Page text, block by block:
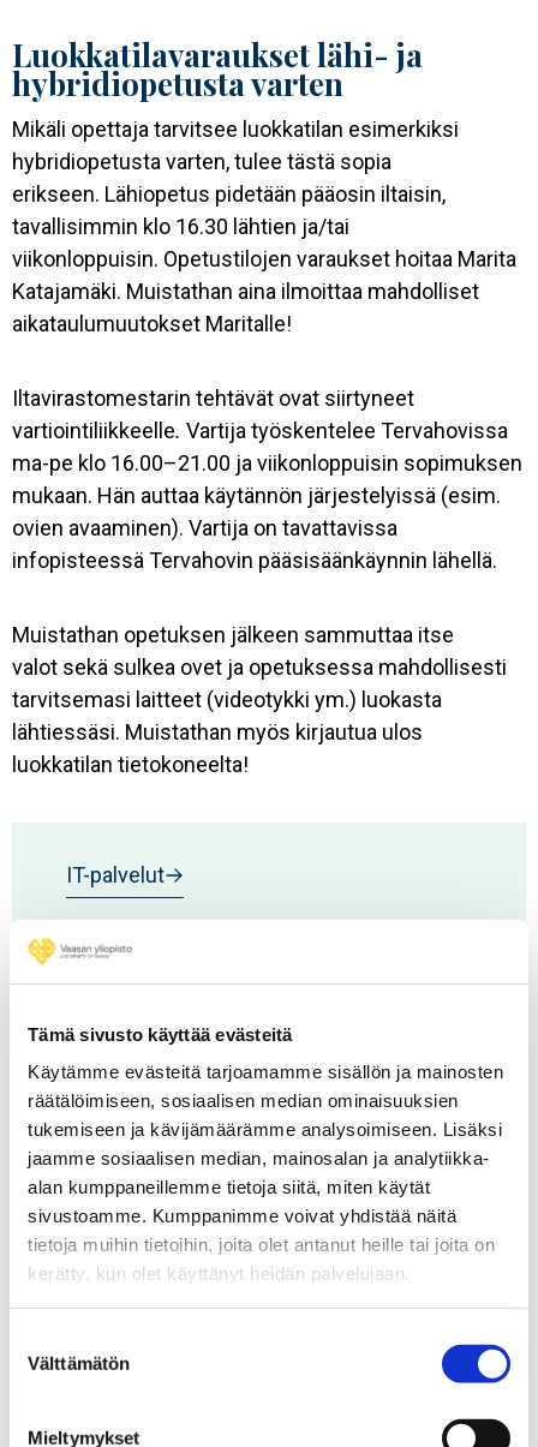
Tämä sivusto käyttää evästeitä
Käytämme evästeitä tarjoamamme sisällön ja mainosten
räätälöimiseen, sosiaalisen median ominaisuuksien
tukemiseen ja kävijämäärämme analysoimiseen. Lisäksi
jaamme sosiaalisen median, mainosalan ja analytiikka-
alan kumppaneillemme tietoja siitä, miten käytät
sivustoamme. Kumppanimme voivat yhdistää näitä
tietoja muihin tietoihin, joita olet antanut heille tai joita on
kerätty, kun olet käyttänyt heidän palvelujaan.
valinta
Välttämätön
Mieltymykset
Luokkatilavaraukset lähi- ja
hybridiopetusta varten
Mikäli opettaja tarvitsee luokkatilan esimerkiksi
hybridiopetusta varten, tulee tästä sopia
erikseen. Lähiopetus pidetään pääosin iltaisin,
tavallisimmin klo 16.30 lähtien ja/tai
viikonloppuisin. Opetustilojen varaukset hoitaa Marita
Katajamäki. Muistathan aina ilmoittaa mahdolliset
aikataulumuutokset Maritalle!
Iltavirastomestarin tehtävät ovat siirtyneet
vartiointiliikkeelle. Vartija työskentelee Tervahovissa
ma-pe klo 16.00–21.00 ja viikonloppuisin sopimuksen
mukaan. Hän auttaa käytännön järjestelyissä (esim.
ovien avaaminen). Vartija on tavattavissa
infopisteessä Tervahovin pääsisäänkäynnin lähellä.
Muistathan opetuksen jälkeen sammuttaa itse
valot sekä sulkea ovet ja opetuksessa mahdollisesti
tarvitsemasi laitteet (videotykki ym.) luokasta
lähtiessäsi. Muistathan myös kirjautua ulos
luokkatilan tietokoneelta!
IT-palvelut
Yhteystiedot
Jatkuvan oppimisen palveluvastaava
etunimi.sukunimi@uwasa.fi
029 449 8457
Marita Katajamäki
Koulutuksen palveluiden assistentti
etunimi.sukunimi@uwasa.fi
029 449 8194
Koulutuksen palveluiden assistentti